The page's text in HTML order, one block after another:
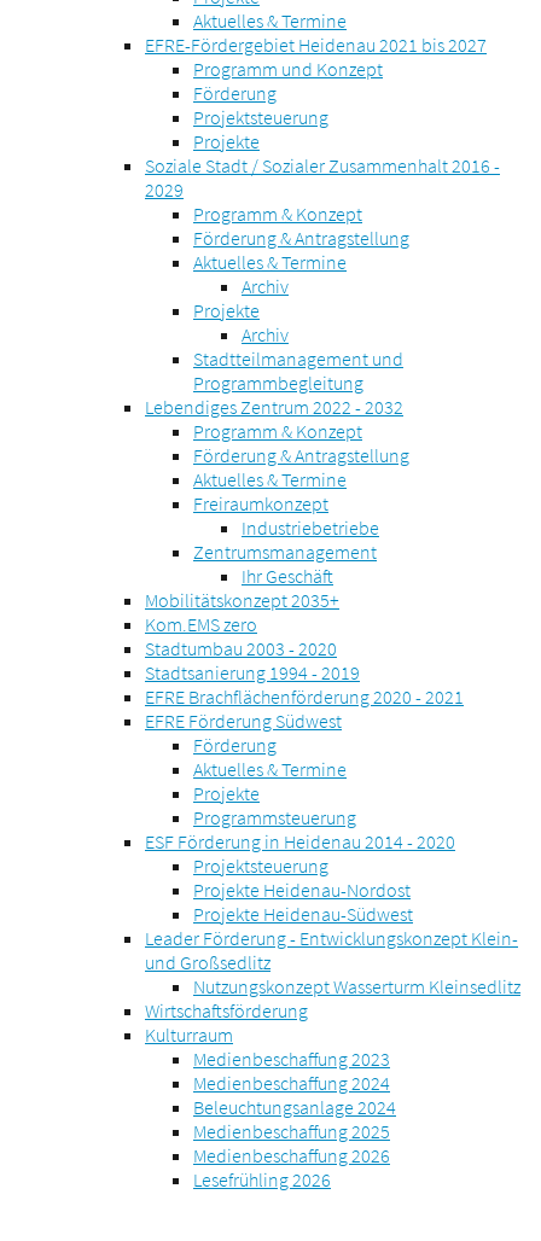
Aktuelles & Termine
EFRE-Fördergebiet Heidenau 2021 bis 2027
Programm und Konzept
Förderung
Projektsteuerung
Projekte
Soziale Stadt / Sozialer Zusammenhalt 2016 -
2029
Programm & Konzept
Förderung & Antragstellung
Aktuelles & Termine
Archiv
Projekte
Archiv
Stadtteilmanagement und
Programmbegleitung
Lebendiges Zentrum 2022 - 2032
Programm & Konzept
Förderung & Antragstellung
Aktuelles & Termine
Freiraumkonzept
Industriebetriebe
Zentrumsmanagement
Ihr Geschäft
Mobilitätskonzept 2035+
Kom.EMS zero
Stadtumbau 2003 - 2020
Stadtsanierung 1994 - 2019
EFRE Brachflächenförderung 2020 - 2021
EFRE Förderung Südwest
Förderung
Aktuelles & Termine
Projekte
Programmsteuerung
ESF Förderung in Heidenau 2014 - 2020
Projektsteuerung
Projekte Heidenau-Nordost
Projekte Heidenau-Südwest
Leader Förderung - Entwicklungskonzept Klein-
und Großsedlitz
Nutzungskonzept Wasserturm Kleinsedlitz
Wirtschaftsförderung
Kulturraum
Medienbeschaffung 2023
Medienbeschaffung 2024
Beleuchtungsanlage 2024
Medienbeschaffung 2025
Medienbeschaffung 2026
Lesefrühling 2026